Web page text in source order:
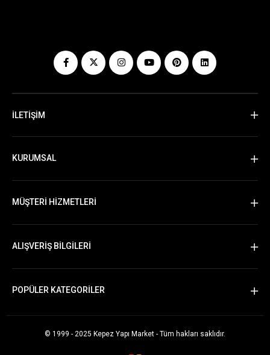
İLETİŞİM
KURUMSAL
MÜŞTERİ HİZMETLERİ
ALIŞVERİŞ BİLGİLERİ
POPÜLER KATEGORİLER
© 1999 - 2025 Kepez Yapı Market - Tüm hakları saklıdır.